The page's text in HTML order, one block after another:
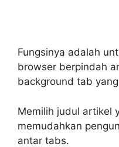
Fungsinya adalah
browser berpindah
background tab
Memilih judul artikel
memudahkan
antar tabs.